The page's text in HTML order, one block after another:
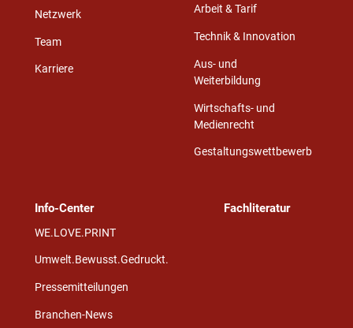
Netzwerk
Team
Karriere
Arbeit & Tarif
Technik & Innovation
Aus- und
Weiterbildung
Wirtschafts- und
Medienrecht
Gestaltungswettbewerb
Info-Center
WE.LOVE.PRINT
Umwelt.Bewusst.Gedruckt.
Pressemitteilungen
Branchen-News
Fachliteratur